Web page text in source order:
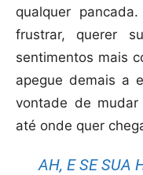
qualquer
frustrar, querer
sentimentos mais
apegue demais a
vontade de mudar
até onde quer
AH, E SE SUA